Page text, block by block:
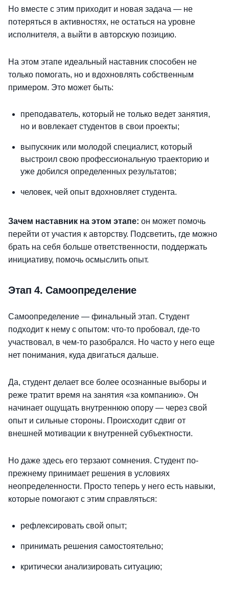
Но вместе с этим приходит и новая задача — не
потеряться в активностях, не остаться на уровне
исполнителя, а выйти в авторскую позицию.
На этом этапе идеальный наставник способен не
только помогать, но и вдохновлять собственным
примером. Это может быть:
преподаватель, который не только ведет занятия,
но и вовлекает студентов в свои проекты;
выпускник или молодой специалист, который
выстроил свою профессиональную траекторию и
уже добился определенных результатов;
человек, чей опыт вдохновляет студента.
Зачем наставник на этом этапе: он может помочь
перейти от участия к авторству. Подсветить, где можно
брать на себя больше ответственности, поддержать
инициативу, помочь осмыслить опыт.
Этап 4. Самоопределение
Самоопределение — финальный этап. Студент
подходит к нему с опытом: что-то пробовал, где-то
участвовал, в чем-то разобрался. Но часто у него еще
нет понимания, куда двигаться дальше.
Да, студент делает все более осознанные выборы и
реже тратит время на занятия «за компанию». Он
начинает ощущать внутреннюю опору — через свой
опыт и сильные стороны. Происходит сдвиг от
внешней мотивации к внутренней субъектности.
Но даже здесь его терзают сомнения. Студент по-
прежнему принимает решения в условиях
неопределенности. Просто теперь у него есть навыки,
которые помогают с этим справляться:
рефлексировать свой опыт;
принимать решения самостоятельно;
критически анализировать ситуацию;